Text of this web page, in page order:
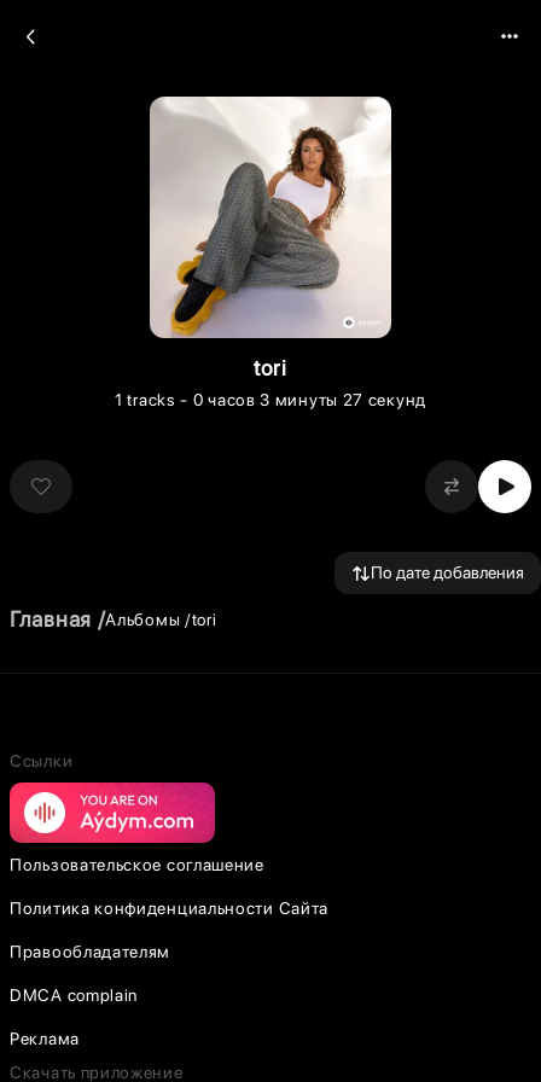
tori
1 tracks- 0 часов 3 минуты 27 секунд
По дате добавления
Главная Альбомы tori
Ссылки
Пользовательское соглашение
Политика конфиденциальности Сайта
Правообладателям
DMCA complain
Реклама
Скачать приложение